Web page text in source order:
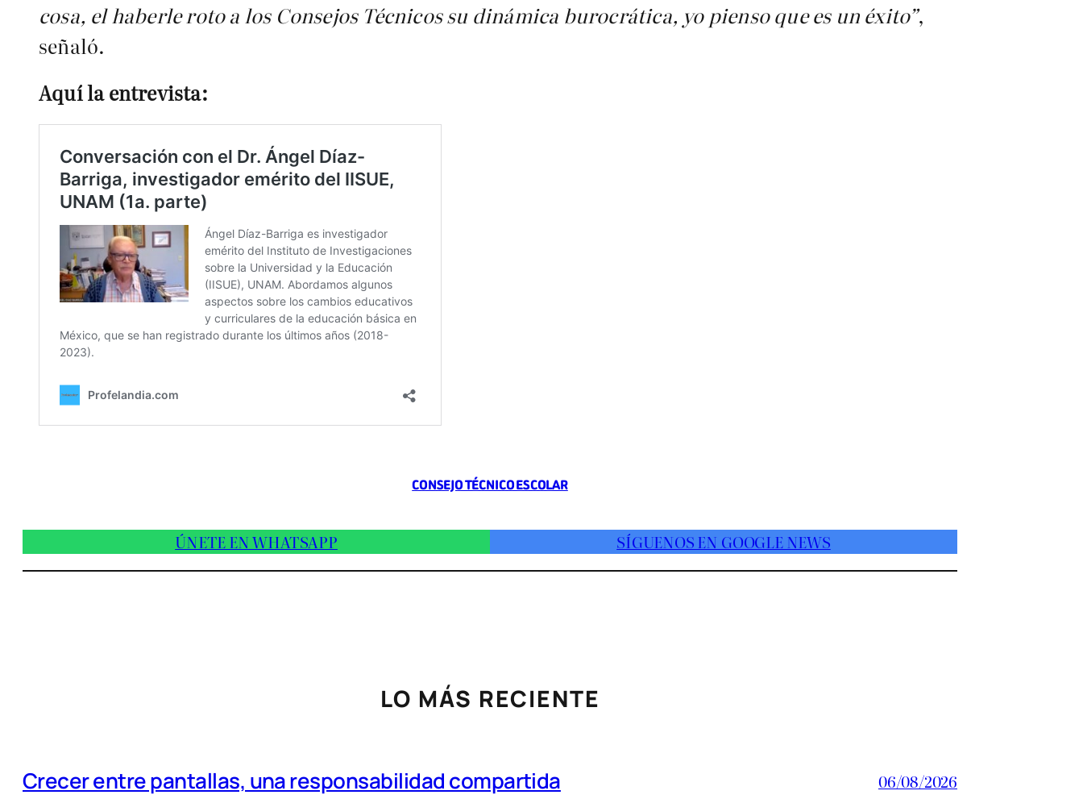
cosa, el haberle roto a los Consejos Técnicos su dinámica burocrática, yo pienso que es un éxito”,
señaló.
Aquí la entrevista:
CONSEJO TÉCNICO ESCOLAR
ÚNETE EN WHATSAPP SÍGUENOS EN GOOGLE NEWS
LO MÁS RECIENTE
Crecer entre pantallas, una responsabilidad compartida 06/08/2026